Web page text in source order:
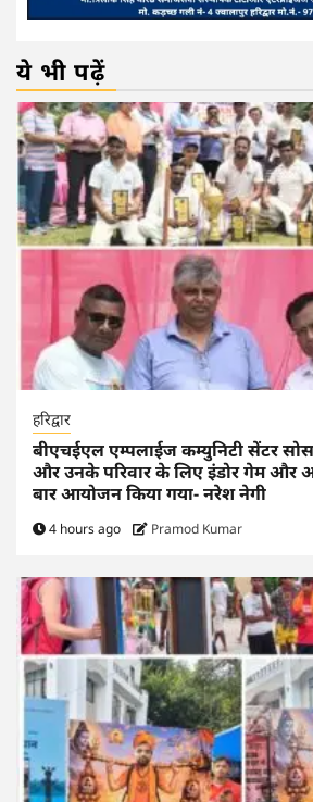
ये भी पढ़ें
हरिद्वार
बीएचईएल एम्पलाईज कम्युनिटी सेंटर
और उनके परिवार के लिए इंडोर गेम और
बार आयोजन किया गया- नरेश नेगी
4 hours ago Pramod Kumar